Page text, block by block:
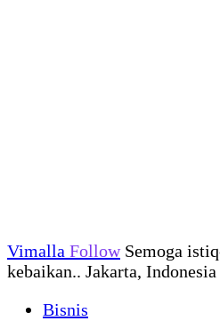
Vimalla Follow Semoga
kebaikan.. Jakarta, Indonesia
Bisnis